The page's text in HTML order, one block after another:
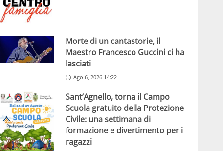
Morte di un cantastorie, il
Maestro Francesco Guccini ci ha
lasciati
Ago 6, 2026 14:22
Sant’Agnello, torna il Campo
Scuola gratuito della Protezione
Civile: una settimana di
formazione e divertimento per i
ragazzi